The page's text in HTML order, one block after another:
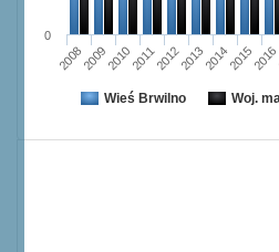
200820092010201120122013201420152016
0
Wieś Brwilno Woj.